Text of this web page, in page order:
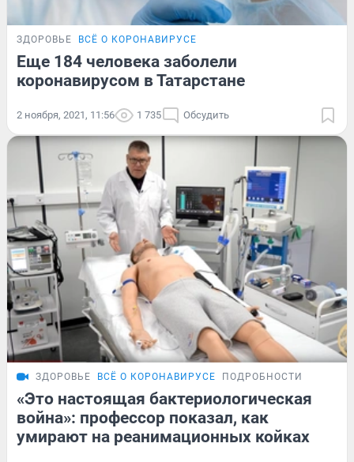
ЗДОРОВЬЕ ВСЁ О КОРОНАВИРУСЕ
Еще 184 человека заболели
коронавирусом в Татарстане
2 ноября, 2021, 11:56 1 735 Обсудить
ЗДОРОВЬЕ ВСЁ О КОРОНАВИРУСЕ ПОДРОБНОСТИ
«Это настоящая бактериологическая
война»: профессор показал, как
умирают на реанимационных койках